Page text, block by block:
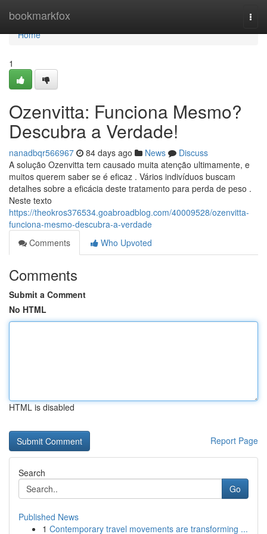
bookmarkfox
Home
Home
1
Ozenvitta: Funciona Mesmo?
Descubra a Verdade!
nanadbqr566967 84 days ago News
Discuss
A solução Ozenvitta tem causado muita atenção ultimamente, e
muitos querem saber se é eficaz . Vários indivíduos buscam
detalhes sobre a eficácia deste tratamento para perda de peso .
Neste texto
https://theokros376534.goabroadblog.com/40009528/ozenvitta-
funciona-mesmo-descubra-a-verdade
Comments
Who Upvoted
Comments
Submit a Comment
No HTML
HTML is disabled
Report Page
Search
Go
Published News
1 Contemporary travel movements are transforming ...